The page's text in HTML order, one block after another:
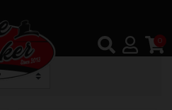
0